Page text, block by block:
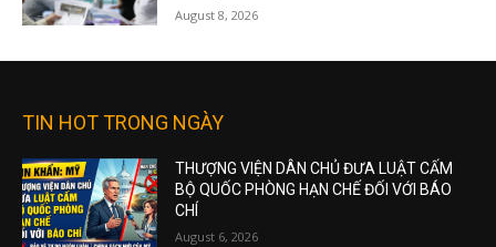
August 8, 2026
TIN HOT TRONG NGÀY
THƯỢNG VIỆN DÂN CHỦ ĐƯA LUẬT CẤM
BỘ QUỐC PHÒNG HẠN CHẾ ĐỐI VỚI BÁO
CHÍ
August 6, 2026